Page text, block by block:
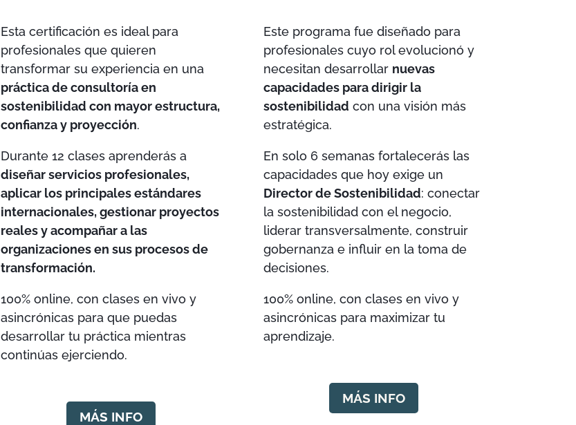
Esta certificación es ideal para
profesionales que quieren
transformar su experiencia en una
práctica de consultoría en
sostenibilidad con mayor estructura,
confianza y proyección.
Durante 12 clases aprenderás a
diseñar servicios profesionales,
aplicar los principales estándares
internacionales, gestionar proyectos
reales y acompañar a las
organizaciones en sus procesos de
transformación.
100% online, con clases en vivo y
asincrónicas para que puedas
desarrollar tu práctica mientras
continúas ejerciendo.
MÁS INFO
Este programa fue diseñado para
profesionales cuyo rol evolucionó y
necesitan desarrollar nuevas
capacidades para dirigir la
sostenibilidad con una visión más
estratégica.
En solo 6 semanas fortalecerás las
capacidades que hoy exige un
Director de Sostenibilidad: conectar
la sostenibilidad con el negocio,
liderar transversalmente, construir
gobernanza e influir en la toma de
decisiones.
100% online, con clases en vivo y
asincrónicas para maximizar tu
aprendizaje.
MÁS INFO